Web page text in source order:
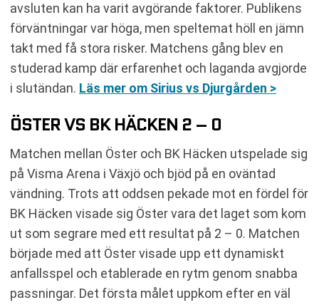
avsluten kan ha varit avgörande faktorer. Publikens
förväntningar var höga, men speltemat höll en jämn
takt med få stora risker. Matchens gång blev en
studerad kamp där erfarenhet och laganda avgjorde
i slutändan. Läs mer om Sirius vs Djurgården >
ÖSTER VS BK HÄCKEN 2 – 0
Matchen mellan Öster och BK Häcken utspelade sig
på Visma Arena i Växjö och bjöd på en oväntad
vändning. Trots att oddsen pekade mot en fördel för
BK Häcken visade sig Öster vara det laget som kom
ut som segrare med ett resultat på 2 – 0. Matchen
började med att Öster visade upp ett dynamiskt
anfallsspel och etablerade en rytm genom snabba
passningar. Det första målet uppkom efter en väl